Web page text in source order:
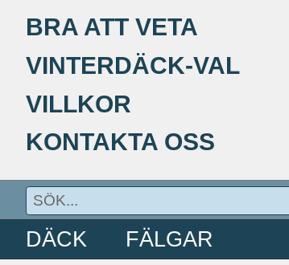
BRA ATT VETA
VINTERDÄCK-VAL
VILLKOR
KONTAKTA OSS
DÄCK
FÄLGAR